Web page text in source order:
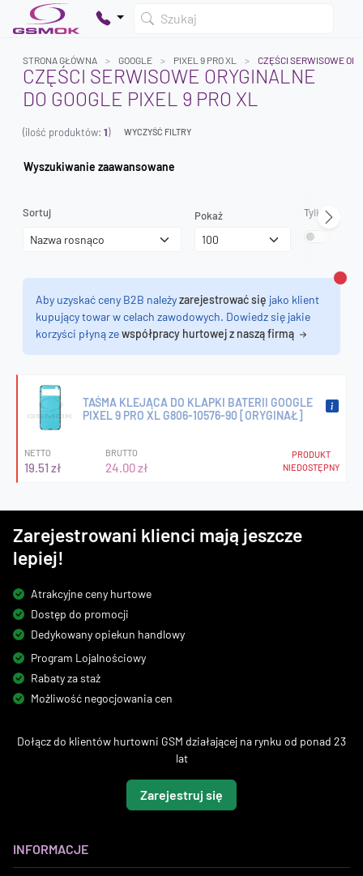
Szukaj
Dodaj produkty, aby kontynuować.
STRONA GŁÓWNA GOOGLE PIXEL 9 PRO XL CZĘŚCI SERWISOWE
CZĘŚCI SERWISOWE ORYGINALNE
DO GOOGLE PIXEL 9 PRO XL
(ilość produktów: 1) WYCZYŚĆ FILTRY
Wyszukiwanie zaawansowane
Sortuj Pokaż Tylko
Aby uzyskać ceny B2B należyzarejestrować się jako klient
kupujący towar w celach zawodowych. Dowiedz się jakie
korzyści płyną zewspółpracy hurtowej z naszą firmą
TAŚMA KLEJĄCA DO KLAPKI BATERII GOOGLE
PIXEL 9 PRO XL G806-10576-90 [ORYGINAŁ]
NETTO
19.51 zł
BRUTTO
24.00 zł
PRODUKT
NIEDOSTĘPNY
Zarejestrowani klienci mają jeszcze
lepiej!
Atrakcyjne ceny hurtowe
Dostęp do promocji
Dedykowany opiekun handlowy
Program Lojalnościowy
Rabaty za staż
Możliwość negocjowania cen
Dołącz do klientów hurtowni GSM działającej na rynku od ponad 23
lat
Zarejestruj się
INFORMACJE